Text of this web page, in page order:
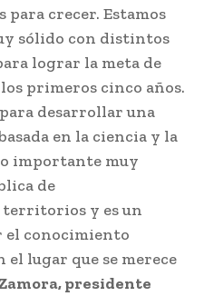
para crecer. Estamos
sólido con distintos
lograr la meta de
primeros cinco años.
desarrollar una
en la ciencia y la
importante muy
de
territorios y es un
el conocimiento
lugar que se merece
presidente